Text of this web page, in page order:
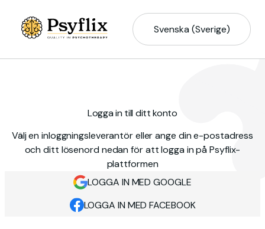
Svenska (Sverige)
Logga in till ditt konto
Välj en inloggningsleverantör eller ange din e-postadress
och ditt lösenord nedan för att logga in på Psyflix-
plattformen
LOGGA IN MED GOOGLE
LOGGA IN MED FACEBOOK